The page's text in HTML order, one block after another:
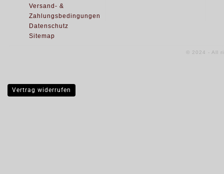
Versand- &
Zahlungsbedingungen
Datenschutz
Sitemap
© 2024 - All
Vertrag widerrufen